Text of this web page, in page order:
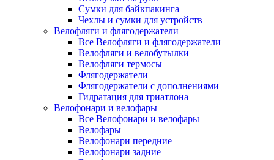
Сумки для байкпакинга
Чехлы и сумки для устройств
Велофляги и флягодержатели
Все Велофляги и флягодержатели
Велофляги и велобутылки
Велофляги термосы
Флягодержатели
Флягодержатели с дополнениями
Гидратация для триатлона
Велофонари и велофары
Все Велофонари и велофары
Велофары
Велофонари передние
Велофонари задние